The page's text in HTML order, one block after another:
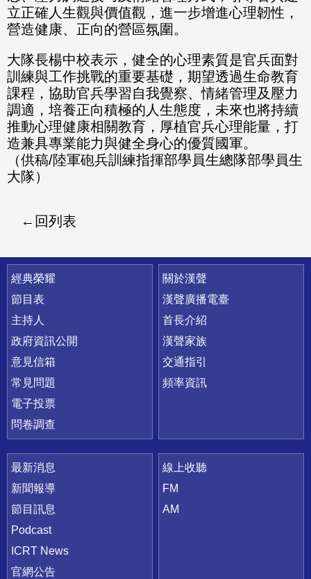
立正確人生觀與價值觀，進一步增進心理韌性，
營造健康、正向的營區氛圍。
大隊長楊中校表示，健全的心理素質是官兵面對
訓練與工作挑戰的重要基礎，期望透過生命教育
課程，協助官兵學習自我覺察、情緒管理及壓力
調適，培養正向積極的人生態度，未來也將持續
推動心理健康相關教育，厚植官兵心理能量，打
造兼具專業能力與健全身心的優質國軍。
（供稿/陸軍砲兵訓練指揮部學員生總隊部學員生
大隊）
回列表
快速連結
經典榮耀
節目表
主持人
政府資訊公開
意見信箱
常見問題
電子投票
問卷調查
關於漢聲
漢聲廣播電臺
首長介紹
漢聲家族
交通指引
頻率資訊
最新消息
新聞報導
節目訊息
Podcast
ICRT News
官網公告
線上收聽
FM
AM